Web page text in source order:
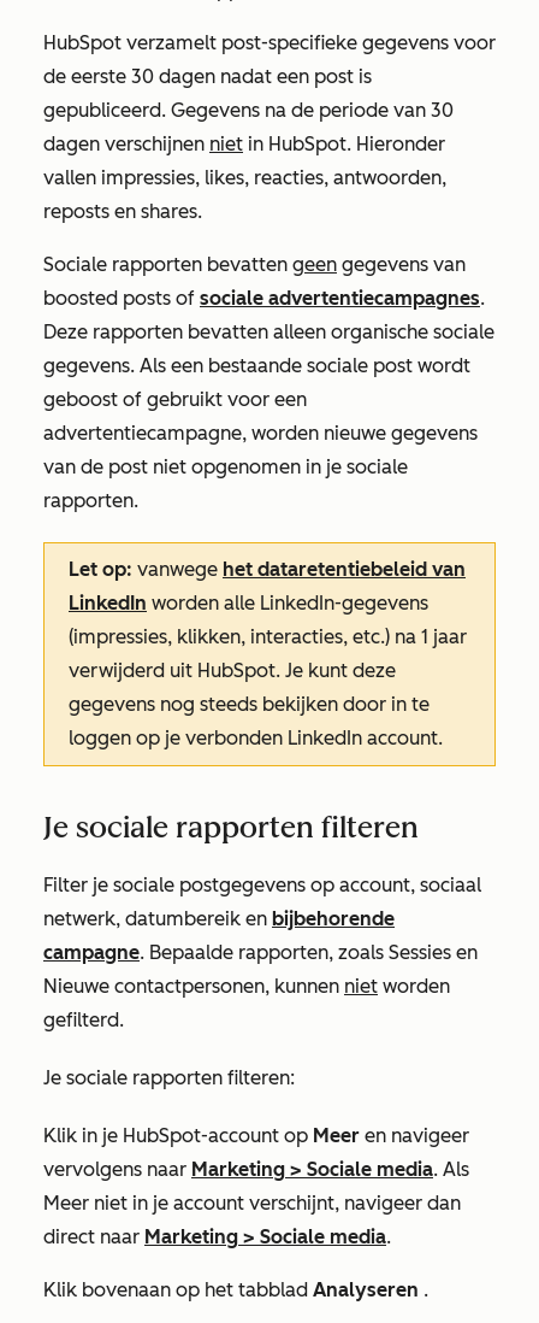
HubSpot verzamelt post-specifieke gegevens voor
de eerste 30 dagen nadat een post is
gepubliceerd. Gegevens na de periode van 30
dagen verschijnen niet in HubSpot. Hieronder
vallen impressies, likes, reacties, antwoorden,
reposts en shares.
Sociale rapporten bevatten geen gegevens van
boosted posts of sociale advertentiecampagnes.
Deze rapporten bevatten alleen organische sociale
gegevens. Als een bestaande sociale post wordt
geboost of gebruikt voor een
advertentiecampagne, worden nieuwe gegevens
van de post niet opgenomen in je sociale
rapporten.
Let op: vanwege het dataretentiebeleid van
LinkedIn worden alle LinkedIn-gegevens
(impressies, klikken, interacties, etc.) na 1 jaar
verwijderd uit HubSpot. Je kunt deze
gegevens nog steeds bekijken door in te
loggen op je verbonden LinkedIn account.
Je sociale rapporten filteren
Filter je sociale postgegevens op account, sociaal
netwerk, datumbereik en bijbehorende
campagne. Bepaalde rapporten, zoals Sessies en
Nieuwe contactpersonen, kunnen niet worden
gefilterd.
Je sociale rapporten filteren:
Klik in je HubSpot-account op Meer en navigeer
vervolgens naar Marketing > Sociale media. Als
Meer niet in je account verschijnt, navigeer dan
direct naar Marketing > Sociale media.
Klik bovenaan op het tabblad Analyseren .